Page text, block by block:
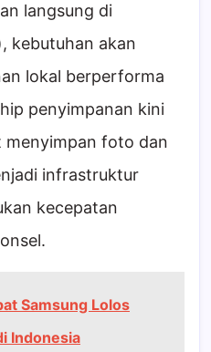
langsung di
kebutuhan akan
lokal berperforma
penyimpanan kini
menyimpan foto dan
infrastruktur
kecepatan
Samsung Lolos
Indonesia